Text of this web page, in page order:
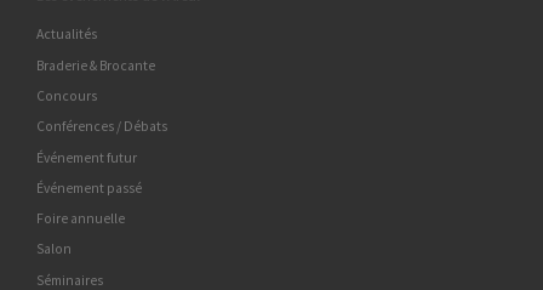
Actualités
Braderie & Brocante
Concours
Conférences / Débats
Événement futur
Événement passé
Foire annuelle
Salon
Séminaires